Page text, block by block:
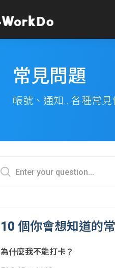
常見問題
帳號、通知...各種常
10 個你會想知道的
為什麼我不能打卡？